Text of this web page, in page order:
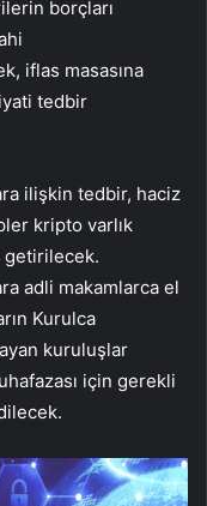
borçları
iflas masasına
tedbir
ilişkin tedbir, haciz
kripto varlık
getirilecek.
adli makamlarca el
Kurulca
kuruluşlar
için gerekli